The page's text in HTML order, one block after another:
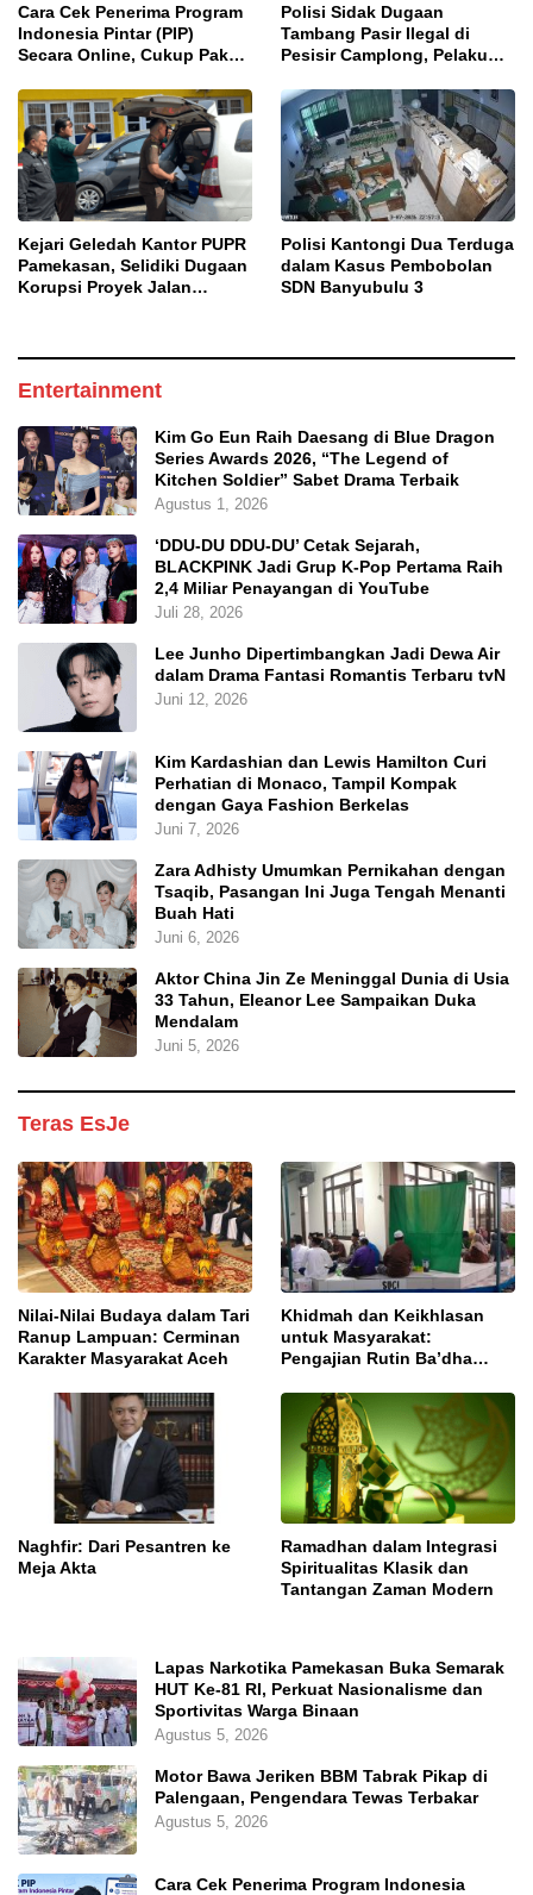
Cara Cek Penerima Program
Indonesia Pintar (PIP)
Secara Online, Cukup Pakai
Polisi Sidak Dugaan
Tambang Pasir Ilegal di
Pesisir Camplong, Pelaku
Kejari Geledah Kantor PUPR
Pamekasan, Selidiki Dugaan
Korupsi Proyek Jalan
Polisi Kantongi Dua Terduga
dalam Kasus Pembobolan
SDN Banyubulu 3
Entertainment
Kim Go Eun Raih Daesang di Blue Dragon
Series Awards 2026, “The Legend of
Kitchen Soldier” Sabet Drama Terbaik
Agustus 1, 2026
‘DDU-DU DDU-DU’ Cetak Sejarah,
BLACKPINK Jadi Grup K-Pop Pertama Raih
2,4 Miliar Penayangan di YouTube
Juli 28, 2026
Lee Junho Dipertimbangkan Jadi Dewa Air
dalam Drama Fantasi Romantis Terbaru tvN
Juni 12, 2026
Kim Kardashian dan Lewis Hamilton Curi
Perhatian di Monaco, Tampil Kompak
dengan Gaya Fashion Berkelas
Juni 7, 2026
Zara Adhisty Umumkan Pernikahan dengan
Tsaqib, Pasangan Ini Juga Tengah Menanti
Buah Hati
Juni 6, 2026
Aktor China Jin Ze Meninggal Dunia di Usia
33 Tahun, Eleanor Lee Sampaikan Duka
Mendalam
Juni 5, 2026
Teras EsJe
Nilai-Nilai Budaya dalam Tari
Ranup Lampuan: Cerminan
Karakter Masyarakat Aceh
Khidmah dan Keikhlasan
untuk Masyarakat:
Pengajian Rutin Ba’dha
Naghfir: Dari Pesantren ke
Meja Akta
Ramadhan dalam Integrasi
Spiritualitas Klasik dan
Tantangan Zaman Modern
Lapas Narkotika Pamekasan Buka Semarak
HUT Ke-81 RI, Perkuat Nasionalisme dan
Sportivitas Warga Binaan
Agustus 5, 2026
Motor Bawa Jeriken BBM Tabrak Pikap di
Palengaan, Pengendara Tewas Terbakar
Agustus 5, 2026
Cara Cek Penerima Program Indonesia